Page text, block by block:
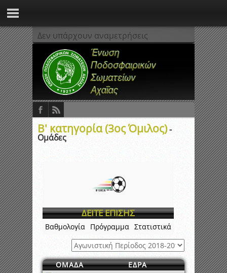
Δεν υπάρχουν αναμετρήσεις
Β' κατηγορία (3ος Όμιλος)-
Ομάδες
ΔΕΙΤΕ ΕΠΙΣΗΣ
Βαθμολογία Πρόγραμμα Στατιστικά
ΟΜΑΔΑ
ΕΔΡΑ